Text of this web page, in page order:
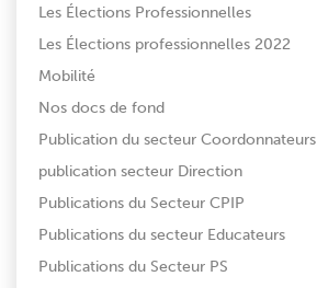
Les Élections Professionnelles
Les Élections professionnelles 2022
Mobilité
Nos docs de fond
Publication du secteur Coordonnateurs
publication secteur Direction
Publications du Secteur CPIP
Publications du secteur Educateurs
Publications du Secteur PS